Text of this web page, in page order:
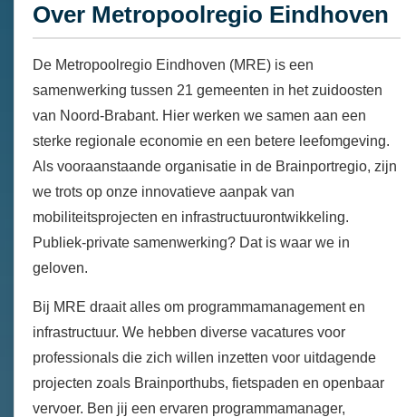
Over Metropoolregio Eindhoven
De Metropoolregio Eindhoven (MRE) is een
samenwerking tussen 21 gemeenten in het zuidoosten
van Noord-Brabant. Hier werken we samen aan een
sterke regionale economie en een betere leefomgeving.
Als vooraanstaande organisatie in de Brainportregio, zijn
we trots op onze innovatieve aanpak van
mobiliteitsprojecten en infrastructuurontwikkeling.
Publiek-private samenwerking? Dat is waar we in
geloven.
Bij MRE draait alles om programmamanagement en
infrastructuur. We hebben diverse vacatures voor
professionals die zich willen inzetten voor uitdagende
projecten zoals Brainporthubs, fietspaden en openbaar
vervoer. Ben jij een ervaren programmamanager,